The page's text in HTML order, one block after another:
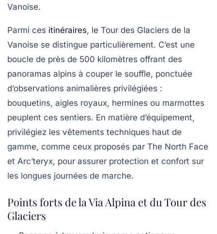
Vanoise.
Parmi ces itinéraires, le Tour des Glaciers de la
Vanoise se distingue particulièrement. C’est une
boucle de près de 500 kilomètres offrant des
panoramas alpins à couper le souffle, ponctuée
d’observations animalières privilégiées :
bouquetins, aigles royaux, hermines ou marmottes
peuplent ces sentiers. En matière d’équipement,
privilégiez les vêtements techniques haut de
gamme, comme ceux proposés par The North Face
et Arc’teryx, pour assurer protection et confort sur
les longues journées de marche.
Points forts de la Via Alpina et du Tour des
Glaciers